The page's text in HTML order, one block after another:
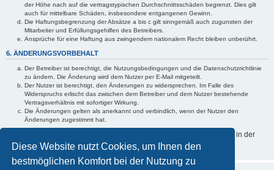
Diese Website nutzt Cookies, um Ihnen den
bestmöglichen Komfort bei der Nutzung zu
der Höhe nach auf die vertragstypischen Durchschnittsschäden begrenzt. Dies gilt
auch für mittelbare Schäden, insbesondere entgangenen Gewinn.
Die Haftungsbegrenzung der Absätze a bis c gilt sinngemäß auch zugunsten der
Mitarbeiter und Erfüllungsgehilfen des Betreibers.
Ansprüche für eine Haftung aus zwingendem nationalem Recht bleiben unberührt.
6. ÄNDERUNGSVORBEHALT
Der Betreiber ist berechtigt, die Nutzungsbedingungen und die Datenschutzrichtlinie
zu ändern. Die Änderung wird dem Nutzer per E-Mail mitgeteilt.
Der Nutzer ist berechtigt, den Änderungen zu widersprechen. Im Falle des
Widerspruchs erlischt das zwischen dem Betreiber und dem Nutzer bestehende
Vertragsverhältnis mit sofortiger Wirkung.
Die Änderungen gelten als anerkannt und verbindlich, wenn der Nutzer den
Änderungen zugestimmt hat.
Informationen über den Umgang mit deinen persönlichen Daten sind in der
Datenschutzrichtlinie enthalten.